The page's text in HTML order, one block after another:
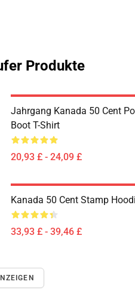
Produkte
Jahrgang Kanada 50 Cent
Boot T-Shirt
20,93 £ - 24,09 £
Kanada 50 Cent Stamp
33,93 £ - 39,46 £